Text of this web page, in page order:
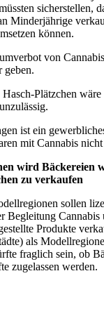
sicherstellen,
Minderjährige
können.
von
geben.
Plätzchen
ist ein
mit Cannabis nicht
wird Bäckereien
zu verkaufen
sollen
Begleitung
Produkte
als
fraglich sein, ob
zugelassen werden.